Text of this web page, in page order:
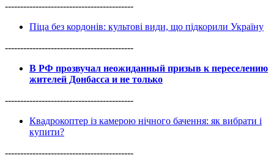
------------------------------------------
Піца без кордонів: культові види, що підкорили Україну
------------------------------------------
В РФ прозвучал неожиданный призыв к переселению
жителей Донбасса и не только
------------------------------------------
Квадрокоптер із камерою нічного бачення: як вибрати і
купити?
------------------------------------------